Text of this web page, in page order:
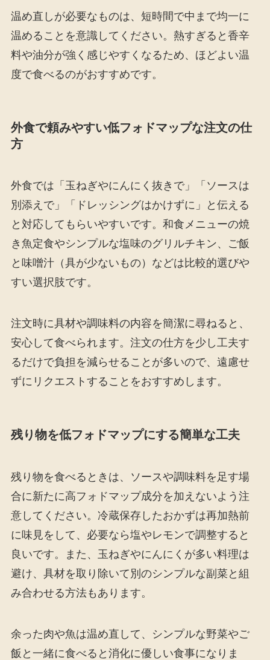
温め直しが必要なものは、短時間で中まで均一に
温めることを意識してください。熱すぎると香辛
料や油分が強く感じやすくなるため、ほどよい温
度で食べるのがおすすめです。
外食で頼みやすい低フォドマップな注文の仕
方
外食では「玉ねぎやにんにく抜きで」「ソースは
別添えで」「ドレッシングはかけずに」と伝える
と対応してもらいやすいです。和食メニューの焼
き魚定食やシンプルな塩味のグリルチキン、ご飯
と味噌汁（具が少ないもの）などは比較的選びや
すい選択肢です。
注文時に具材や調味料の内容を簡潔に尋ねると、
安心して食べられます。注文の仕方を少し工夫す
るだけで負担を減らせることが多いので、遠慮せ
ずにリクエストすることをおすすめします。
残り物を低フォドマップにする簡単な工夫
残り物を食べるときは、ソースや調味料を足す場
合に新たに高フォドマップ成分を加えないよう注
意してください。冷蔵保存したおかずは再加熱前
に味見をして、必要なら塩やレモンで調整すると
良いです。また、玉ねぎやにんにくが多い料理は
避け、具材を取り除いて別のシンプルな副菜と組
み合わせる方法もあります。
余った肉や魚は温め直して、シンプルな野菜やご
飯と一緒に食べると消化に優しい食事になりま